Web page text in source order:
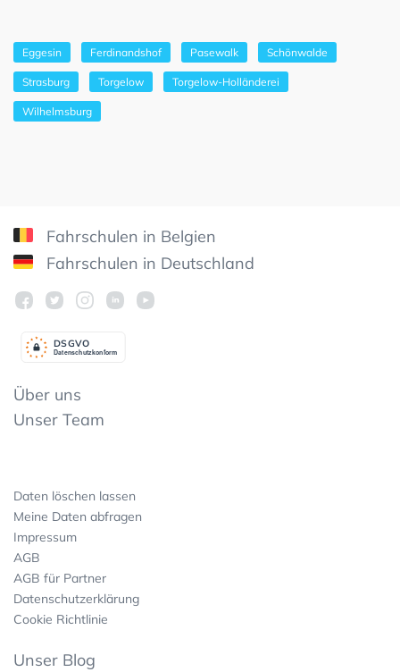
Eggesin Ferdinandshof Pasewalk Schönwalde
Strasburg Torgelow Torgelow-Holländerei
Wilhelmsburg
Fahrschulen in Belgien
Fahrschulen in Deutschland
Datenschutzkonform
DSGVO
Über uns
Unser Team
Daten löschen lassen
Meine Daten abfragen
Impressum
AGB
AGB für Partner
Datenschutzerklärung
Cookie Richtlinie
Unser Blog